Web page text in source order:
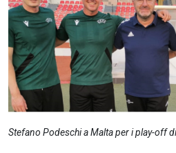
Stefano Podeschi a Malta per i play-off